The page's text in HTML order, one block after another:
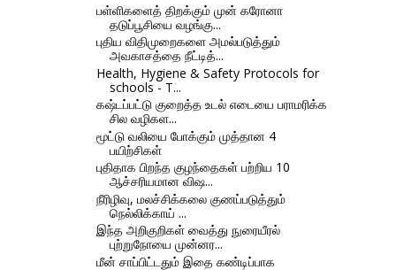
பள்ளிகளைத் திறக்கும் முன் கரோனா
தடுப்பூசியை வழங்கு...
புதிய விதிமுறைகளை அமல்படுத்தும்
அவகாசத்தை நீட்டித்...
Health, Hygiene & Safety Protocols for
schools - T...
கஷ்டப்பட்டு குறைத்த உடல் எடையை பராமரிக்க
சில வழிகள...
மூட்டு வலியை போக்கும் முத்தான 4
பயிற்சிகள்
புதிதாக பிறந்த குழந்தைகள் பற்றிய 10
ஆச்சரியமான விஷ...
நீரிழிவு, மலச்சிக்கலை குணப்படுத்தும்
நெல்லிக்காய் ...
இந்த அறிகுறிகள் வைத்து நுரையீரல்
புற்றுநோயை முன்னர...
மீன் சாப்பிட்டதும் இதை கண்டிப்பாக